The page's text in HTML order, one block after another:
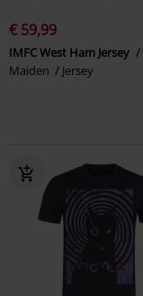
€ 59,99
IMFC West Ham Jersey
Maiden
Jersey